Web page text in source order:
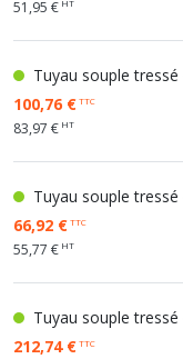
51,95 € HT
Tuyau souple
100,76 €TTC
83,97 € HT
Tuyau souple
66,92 €TTC
55,77 € HT
Tuyau souple
212,74 €TTC